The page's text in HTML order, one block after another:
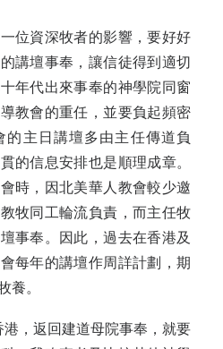
位資深牧者的影響，要好好
講壇事奉，讓信徒得到適切
年代出來事奉的神學院同窗
教會的重任，並要負起頻密
的主日講壇多由主任傳道負
的信息安排也是順理成章。
時，因北美華人教會較少邀
牧同工輪流負責，而主任牧
事奉。因此，過去在香港及
每年的講壇作周詳計劃，期
養。
，返回建道母院事奉，就要